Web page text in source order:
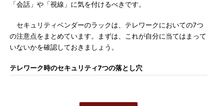
「会話」や「視線」に気を付けるべきです。
セキュリティベンダーのラックは、テレワークにおいての7つ
の注意点をまとめています。まずは、これが自分に当てはまって
いないかを確認しておきましょう。
テレワーク時のセキュリティ7つの落とし穴